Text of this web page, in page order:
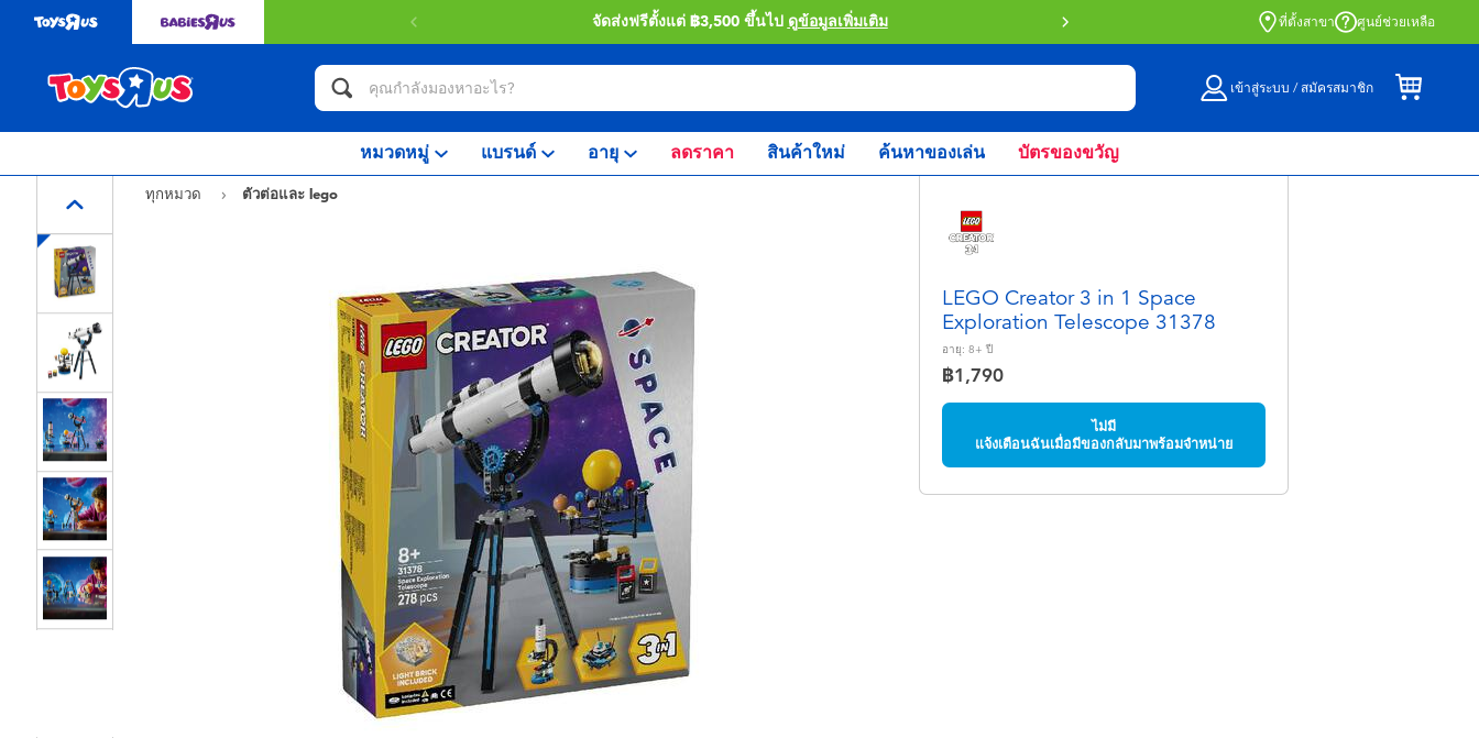
จัดส่งฟรีตั้งแต่ ฿3,500 ขึ้นไป ดูข้อมูลเพิ่มเติม สั่งซื้อออนไลน์และรับที่หน้าร้านด้วย Click
ที่ตั้งสาขา ศูนย์ช่วยเหลือ
เข้าสู่ระบบ / สมัครสมาชิก
หมวดหมู่ แบรนด์ อายุ ลดราคา สินค้าใหม่ ค้นหาของเล่น บัตรของขวัญ
ทุกหมวด ตัวต่อและ lego
LEGO Creator 3 in 1 Space
Exploration Telescope 31378
อายุ: 8+ ปี
฿1,790
ไม่มี
แจ้งเตือนฉันเมื่อมีของกลับมาพร้อมจำหน่าย